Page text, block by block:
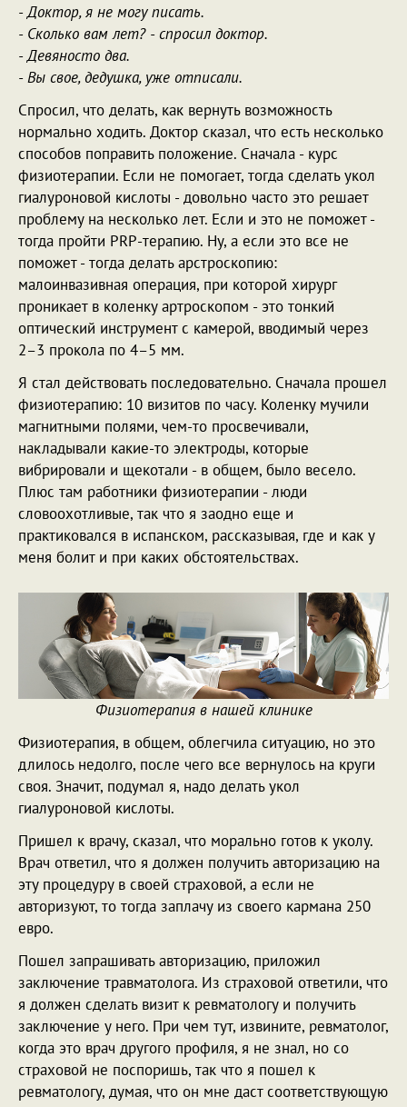
- Доктор, я не могу писать.
- Сколько вам лет? - спросил доктор.
- Девяносто два.
- Вы свое, дедушка, уже отписали.
Спросил, что делать, как вернуть возможность
нормально ходить. Доктор сказал, что есть несколько
способов поправить положение. Сначала - курс
физиотерапии. Если не помогает, тогда сделать укол
гиалуроновой кислоты - довольно часто это решает
проблему на несколько лет. Если и это не поможет -
тогда пройти PRP-терапию. Ну, а если это все не
поможет - тогда делать арстроскопию:
малоинвазивная операция, при которой хирург
проникает в коленку артроскопом - это тонкий
оптический инструмент с камерой, вводимый через
2–3 прокола по 4–5 мм.
Я стал действовать последовательно. Сначала прошел
физиотерапию: 10 визитов по часу. Коленку мучили
магнитными полями, чем-то просвечивали,
накладывали какие-то электроды, которые
вибрировали и щекотали - в общем, было весело.
Плюс там работники физиотерапии - люди
словоохотливые, так что я заодно еще и
практиковался в испанском, рассказывая, где и как у
меня болит и при каких обстоятельствах.
Физиотерапия в нашей клинике
Физиотерапия, в общем, облегчила ситуацию, но это
длилось недолго, после чего все вернулось на круги
своя. Значит, подумал я, надо делать укол
гиалуроновой кислоты.
Пришел к врачу, сказал, что морально готов к уколу.
Врач ответил, что я должен получить авторизацию на
эту процедуру в своей страховой, а если не
авторизуют, то тогда заплачу из своего кармана 250
евро.
Пошел запрашивать авторизацию, приложил
заключение травматолога. Из страховой ответили, что
я должен сделать визит к ревматологу и получить
заключение у него. При чем тут, извините, ревматолог,
когда это врач другого профиля, я не знал, но со
страховой не поспоришь, так что я пошел к
ревматологу, думая, что он мне даст соответствующую